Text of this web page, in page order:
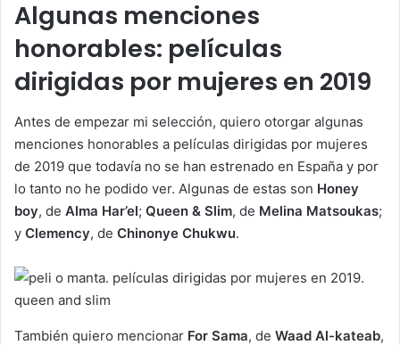
Algunas menciones
honorables: películas
dirigidas por mujeres en 2019
Antes de empezar mi selección, quiero otorgar algunas
menciones honorables a películas dirigidas por mujeres
de 2019 que todavía no se han estrenado en España y por
lo tanto no he podido ver. Algunas de estas son Honey
boy, de Alma Har’el; Queen & Slim, de Melina Matsoukas;
y Clemency, de Chinonye Chukwu.
También quiero mencionar For Sama, de Waad Al-kateab,